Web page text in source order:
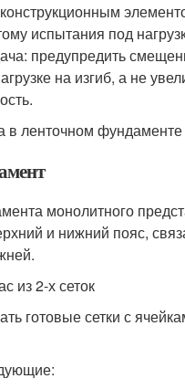
испытания под
предупредить
на изгиб, а не
в ленточном фундаменте
монолитного
и нижний пояс,
из 2-х сеток
готовые сетки с